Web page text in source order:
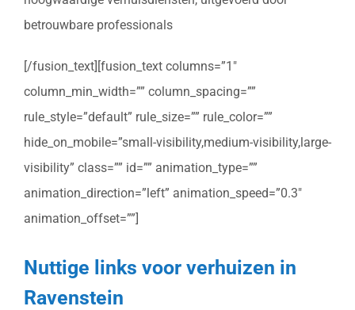
betrouwbare professionals
[/fusion_text][fusion_text columns=”1″
column_min_width=”” column_spacing=””
rule_style=”default” rule_size=”” rule_color=””
hide_on_mobile=”small-visibility,medium-visibility,large-
visibility” class=”” id=”” animation_type=””
animation_direction=”left” animation_speed=”0.3″
animation_offset=””]
Nuttige links voor verhuizen in
Ravenstein